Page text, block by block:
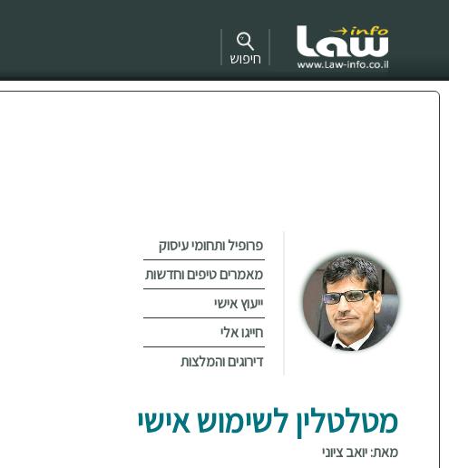
חיפוש
פרופיל ותחומי עיסוק
מאמרים טיפים וחדשות
ייעוץ אישי
חייגו אלי
דירוגים והמלצות
מטלטלין לשימוש אישי
מאת: יואב ציוני